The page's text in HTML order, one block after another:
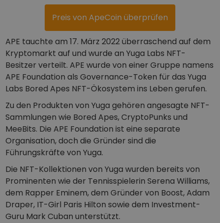
Preisbenachrichtigungen
Preisaktualisierungen in Echtzeit für Ihre Lieblings-Token
Entdecken Sie Investitionsmöglichkeiten
Portfolio-Analyse
Intelligente Einblicke für eine optimale Performance
Preis von ApeCoin überprüfen
APE tauchte am 17. März 2022 überraschend auf dem
Kryptomarkt auf und wurde an Yuga Labs NFT-
Besitzer verteilt. APE wurde von einer Gruppe namens
APE Foundation als Governance-Token für das Yuga
Labs Bored Apes NFT-Ökosystem ins Leben gerufen.
Zu den Produkten von Yuga gehören angesagte NFT-
Sammlungen wie Bored Apes, CryptoPunks und
MeeBits. Die APE Foundation ist eine separate
Organisation, doch die Gründer sind die
Führungskräfte von Yuga.
Die NFT-Kollektionen von Yuga wurden bereits von
Prominenten wie der Tennisspielerin Serena Williams,
dem Rapper Eminem, dem Gründer von Boost, Adam
Draper, IT-Girl Paris Hilton sowie dem Investment-
Guru Mark Cuban unterstützt.